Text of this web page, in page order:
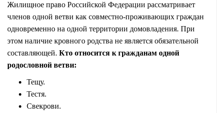
Жилищное право Российской Федерации рассматривает
членов одной ветви как совместно-проживающих граждан
одновременно на одной территории домовладения. При
этом наличие кровного родства не является обязательной
составляющей. Кто относится к гражданам одной
родословной ветви:
Тещу.
Тестя.
Свекрови.